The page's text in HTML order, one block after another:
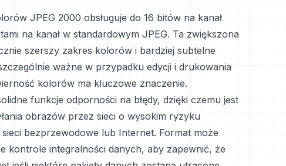
JPEG 2000 obsługuje do 16 bitów na kanał
na kanał w standardowym JPEG. Ta zwiększona
szerszy zakres kolorów i bardziej subtelne
ważne w przypadku edycji i drukowania
kolorów ma kluczowe znaczenie.
funkcje odporności na błędy, dzięki czemu jest
obrazów przez sieci o wysokim ryzyku
bezprzewodowe lub Internet. Format może
kontrole integralności danych, aby zapewnić, że